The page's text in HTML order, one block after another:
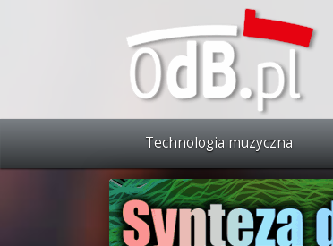
Technologia muzyczna